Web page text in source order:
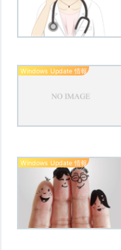
Windows Update 情報
Windows Update 情報